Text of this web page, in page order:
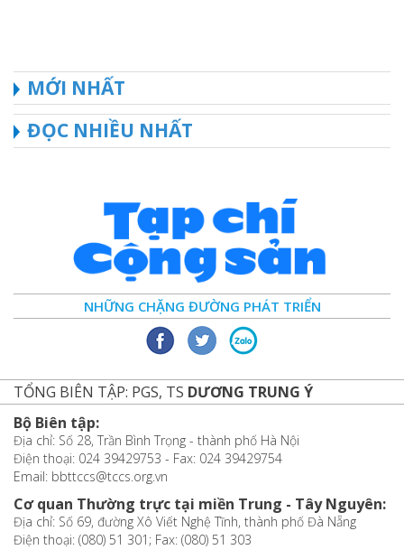
MỚI NHẤT
ĐỌC NHIỀU NHẤT
NHỮNG CHẶNG ĐƯỜNG PHÁT TRIỂN
TỔNG BIÊN TẬP: PGS, TS DƯƠNG TRUNG Ý
Bộ Biên tập:
Địa chỉ: Số 28, Trần Bình Trọng - thành phố Hà Nội
Điện thoại: 024 39429753 - Fax: 024 39429754
Email: bbttccs@tccs.org.vn
Cơ quan Thường trực tại miền Trung - Tây Nguyên:
Địa chỉ: Số 69, đường Xô Viết Nghệ Tĩnh, thành phố Đà Nẵng
Điện thoại: (080) 51 301; Fax: (080) 51 303